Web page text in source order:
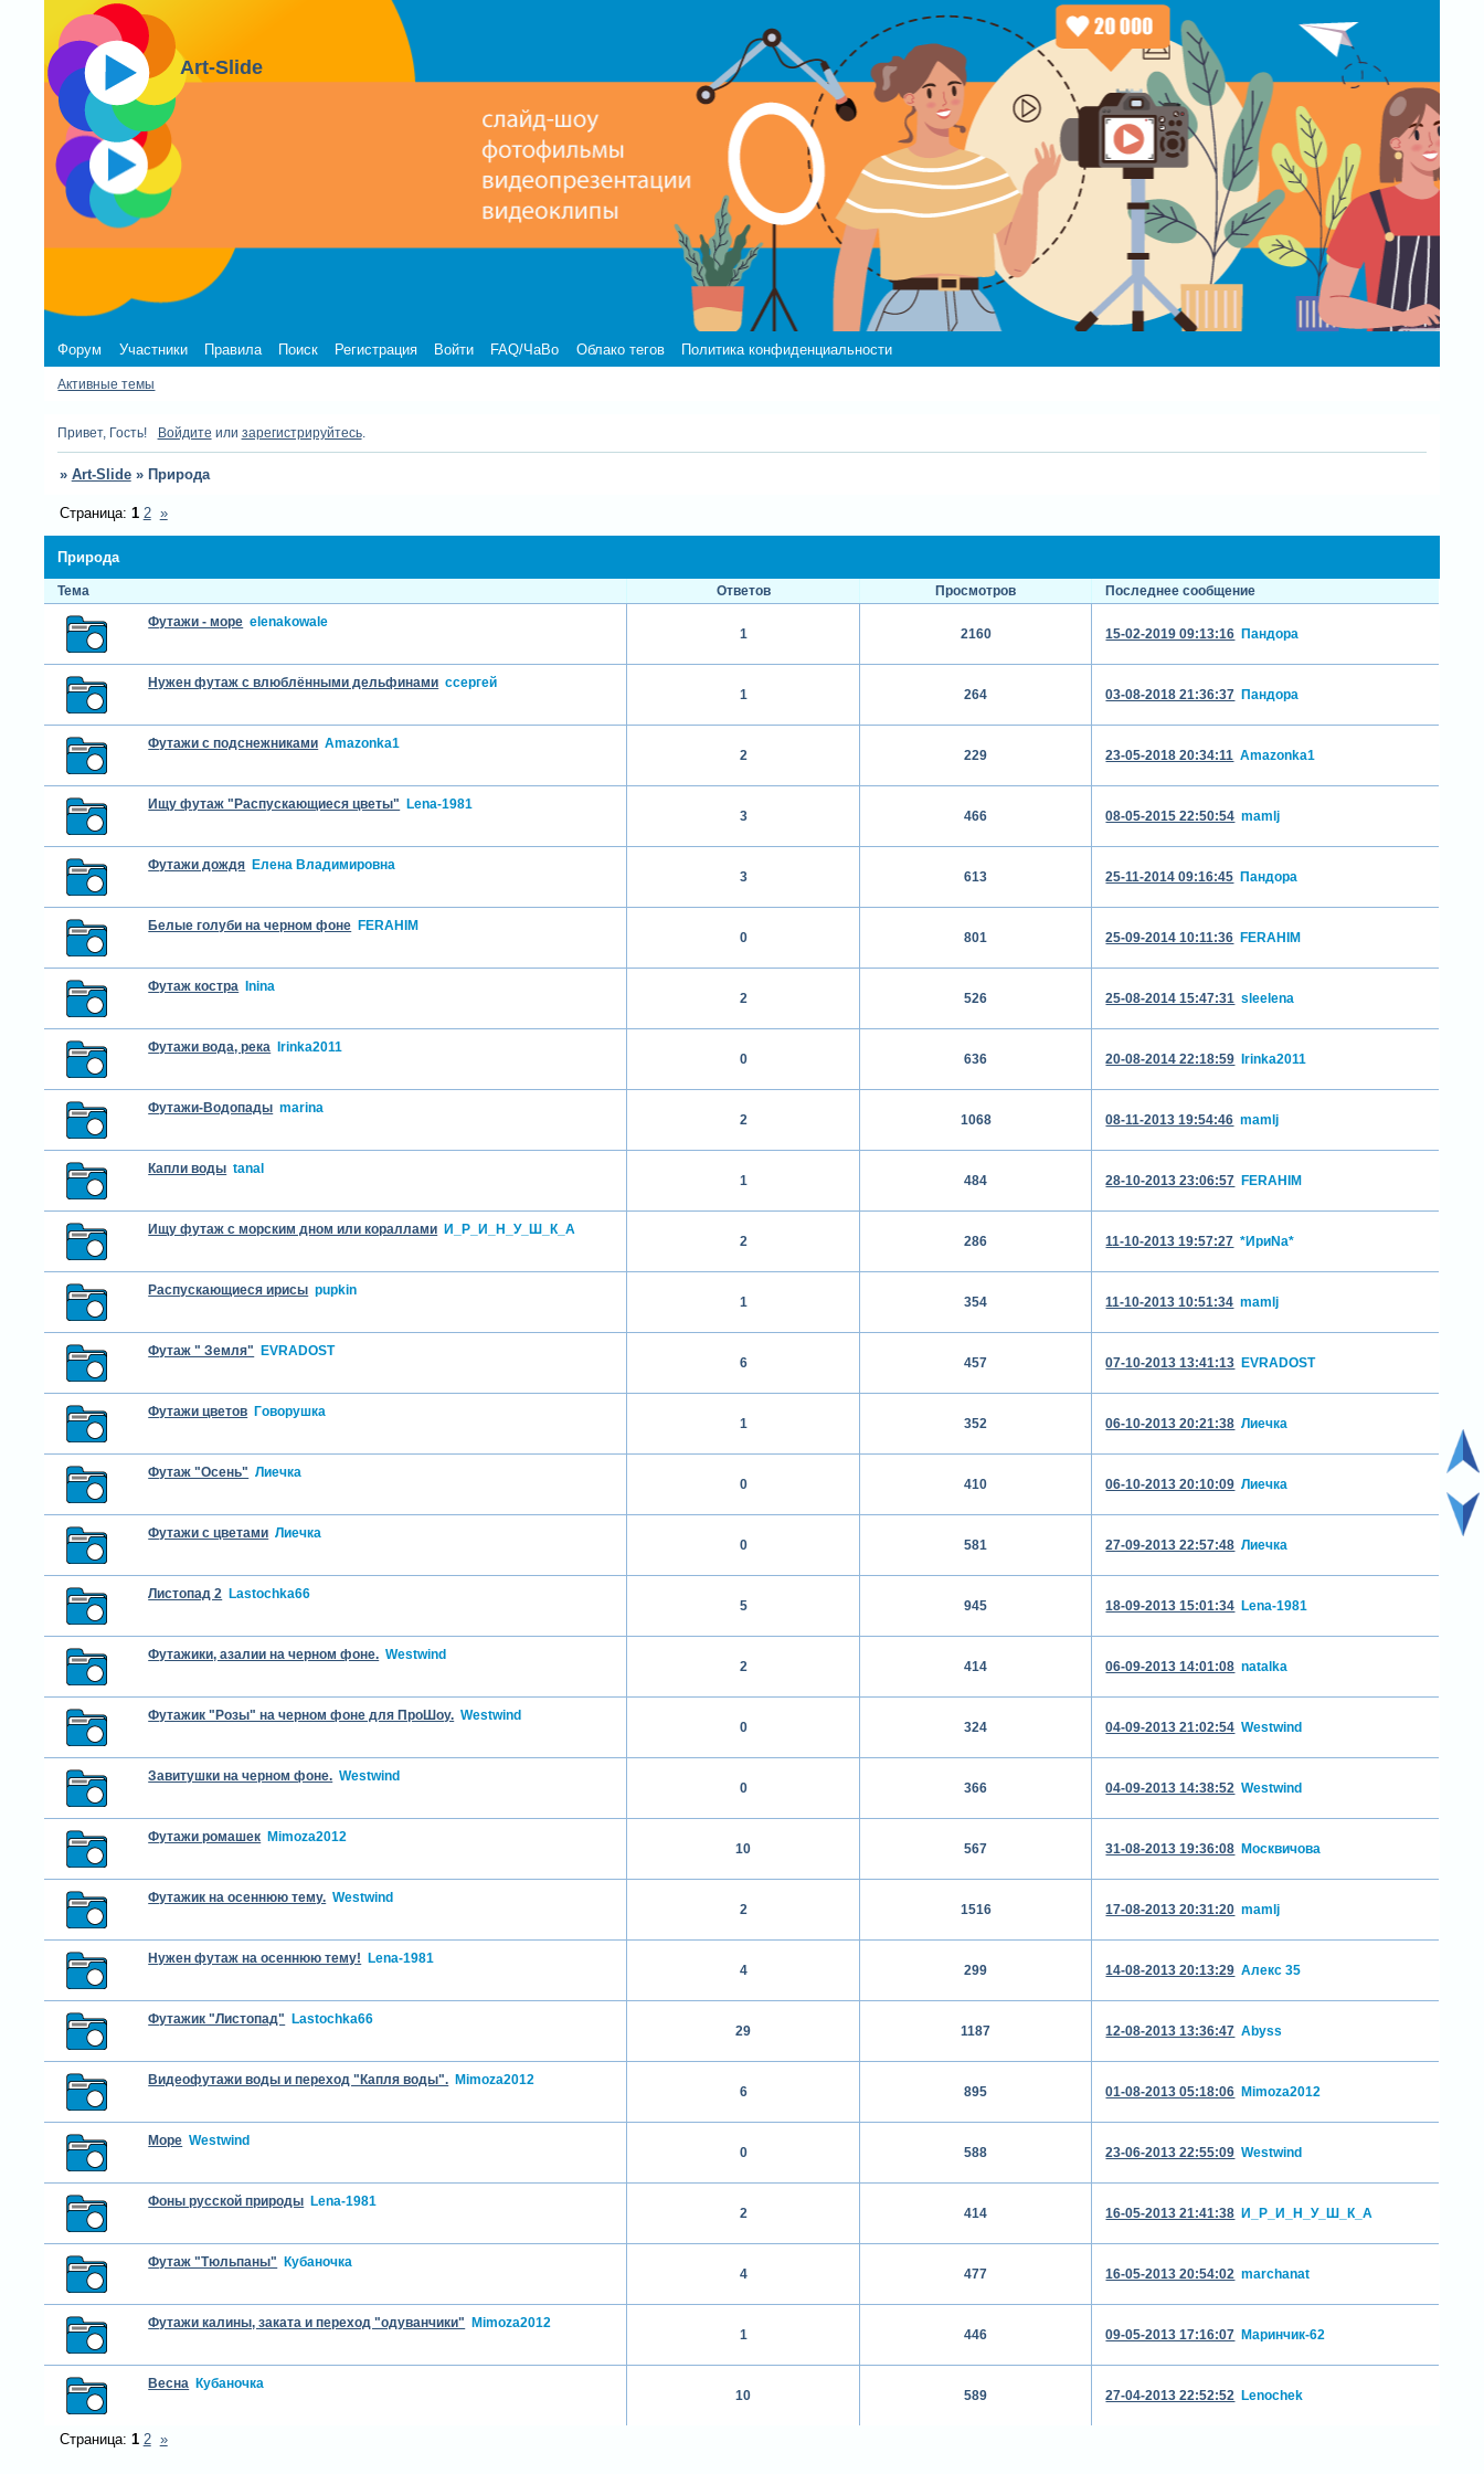
Art-Slide
Форум Участники Правила Поиск Регистрация Войти FAQ/ЧаВо Облако тегов Политика конфиденциальности
Активные темы
Привет, Гость! Войдите или зарегистрируйтесь.
» Art-Slide » Природа
Природа
Страница: 1 2 »
Тема Ответов Просмотров
Последнее сообщение
Футажи - море elenakowale
1 2160 15-02-2019 09:13:16 Пандора
Нужен футаж с влюблёнными дельфинами cсергей
1 264 03-08-2018 21:36:37 Пандора
Футажи с подснежниками Amazonka1
2 229 23-05-2018 20:34:11 Amazonka1
Ищу футаж "Распускающиеся цветы" Lena-1981
3 466 08-05-2015 22:50:54 mamlj
Футажи дождя Елена Владимировна
3 613 25-11-2014 09:16:45 Пандора
Белые голуби на черном фоне FERAHIM
0 801 25-09-2014 10:11:36 FERAHIM
Футаж костра Inina
2 526 25-08-2014 15:47:31 sleelena
Футажи вода, река Irinka2011
0 636 20-08-2014 22:18:59 Irinka2011
Футажи-Водопады marina
2 1068 08-11-2013 19:54:46 mamlj
Капли воды tanal
1 484 28-10-2013 23:06:57 FERAHIM
Ищу футаж с морским дном или кораллами И_Р_И_Н_У_Ш_К_А
2 286 11-10-2013 19:57:27 *ИриNа*
Распускающиеся ирисы pupkin
1 354 11-10-2013 10:51:34 mamlj
Футаж " Земля" EVRADOST
6 457 07-10-2013 13:41:13 EVRADOST
Футажи цветов Гoворушка
1 352 06-10-2013 20:21:38 Лиечка
Футаж "Осень" Лиечка
0 410 06-10-2013 20:10:09 Лиечка
Футажи с цветами Лиечка
0 581 27-09-2013 22:57:48 Лиечка
Листопад 2 Lastochka66
5 945 18-09-2013 15:01:34 Lena-1981
Футажики, азалии на черном фоне. Westwind
2 414 06-09-2013 14:01:08 natalka
Футажик "Розы" на черном фоне для ПроШоу. Westwind
0 324 04-09-2013 21:02:54 Westwind
Завитушки на черном фоне. Westwind
0 366 04-09-2013 14:38:52 Westwind
Футажи ромашек Mimoza2012
10 567 31-08-2013 19:36:08 Москвичова
Футажик на осеннюю тему. Westwind
2 1516 17-08-2013 20:31:20 mamlj
Нужен футаж на осеннюю тему! Lena-1981
4 299 14-08-2013 20:13:29 Алекс 35
Футажик "Листопад" Lastochka66
29 1187 12-08-2013 13:36:47 Abyss
Видеофутажи воды и переход "Капля воды". Mimoza2012
6 895 01-08-2013 05:18:06 Mimoza2012
Море Westwind
0 588 23-06-2013 22:55:09 Westwind
Фоны русской природы Lena-1981
2 414 16-05-2013 21:41:38 И_Р_И_Н_У_Ш_К_А
Футаж "Тюльпаны" Кубаночка
4 477 16-05-2013 20:54:02 marchanat
Футажи калины, заката и переход "одуванчики" Mimoza2012
1 446 09-05-2013 17:16:07 Маринчик-62
Весна Кубаночка
10 589 27-04-2013 22:52:52 Lenochek
Страница: 1 2 »